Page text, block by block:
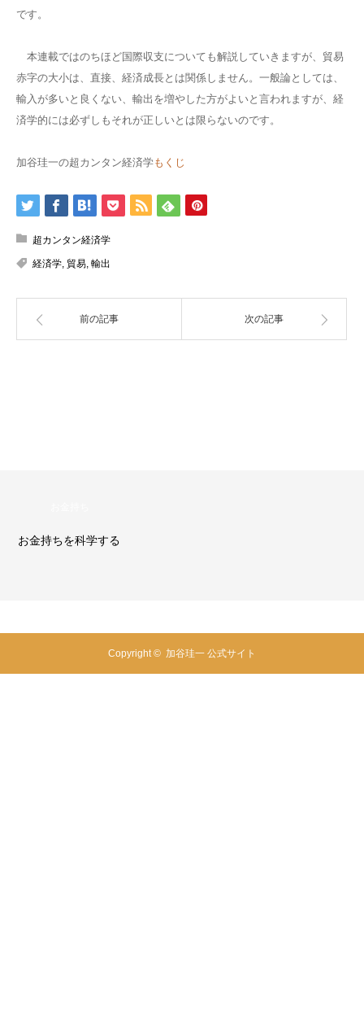
です。
本連載ではのちほど国際収支についても解説していきますが、貿易
赤字の大小は、直接、経済成長とは関係しません。一般論としては、
輸入が多いと良くない、輸出を増やした方がよいと言われますが、経
済学的には必ずしもそれが正しいとは限らないのです。
加谷珪一の超カンタン経済学もくじ
超カンタン経済学
経済学 貿易 輸出
前の記事 次の記事
Copyright © 加谷珪一 公式サイト